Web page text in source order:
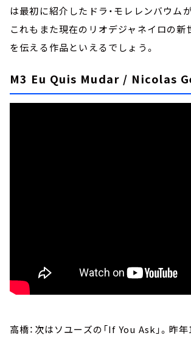
は最初に紹介したドラ・モレレンバウム
これもまた現在のリオデジャネイロの新
を伝える作品といえるでしょう。
M3 Eu Quis Mudar / Nicolas
高橋：次はソユーズの「If You Ask」。昨